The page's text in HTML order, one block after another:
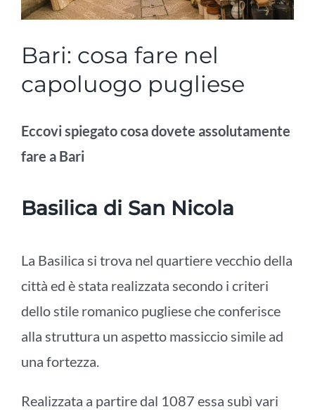
Bari: cosa fare nel
capoluogo pugliese
Eccovi spiegato cosa dovete assolutamente
fare a Bari
Basilica di San Nicola
La Basilica si trova nel quartiere vecchio della
città ed è stata realizzata secondo i criteri
dello stile romanico pugliese che conferisce
alla struttura un aspetto massiccio simile ad
una fortezza.
Realizzata a partire dal 1087 essa subì vari